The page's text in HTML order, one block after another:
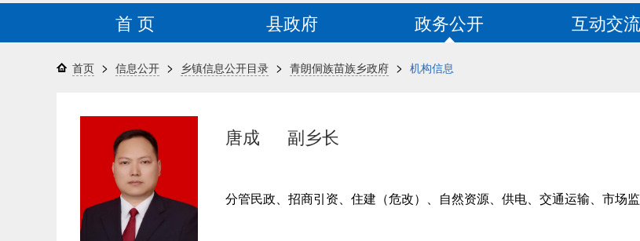
首 页 县政府 政务公开 互动交流
首页 > 信息公开 > 乡镇信息公开目录 > 青朗侗族苗族乡政府 > 机构信息
唐成 副乡长
分管民政、招商引资、住建（危改）、自然资源、供电、交通运输、市场